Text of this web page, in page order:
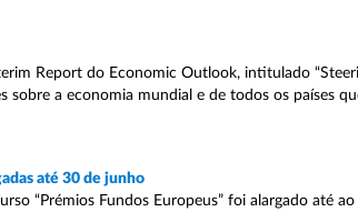
Report do Economic Outlook, intitulado
sobre a economia mundial e de todos os países
até 30 de junho
“Prémios Fundos Europeus” foi alargado até